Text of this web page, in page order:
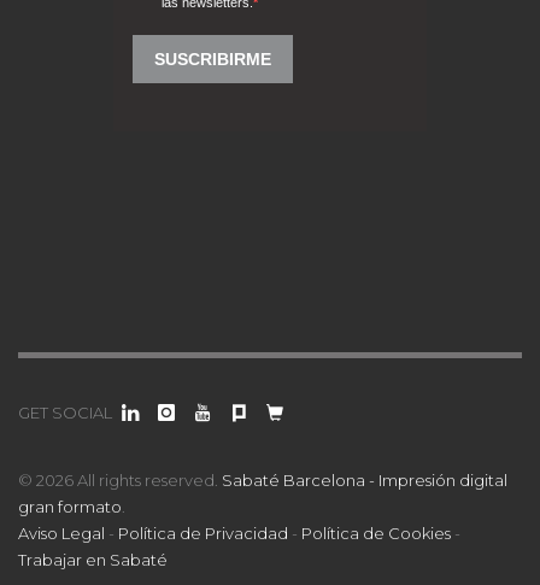
GET SOCIAL
© 2026 All rights reserved. Sabaté Barcelona - Impresión digital
gran formato
Aviso Legal - Política de Privacidad - Política de Cookies -
Trabajar en Sabaté